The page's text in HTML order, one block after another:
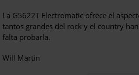
La G5622T Electromatic ofrece el
tantos grandes del rock y el country
falta probarla.
Will Martin